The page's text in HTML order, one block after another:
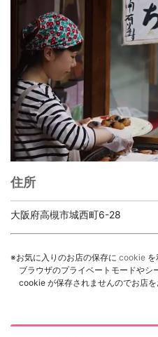
住所
大阪府高槻市城西町6-28
※お気に入りのお店の保存に cookie を
ブラウザのプライベートモードやシ
cookie が保存されませんのでお店を